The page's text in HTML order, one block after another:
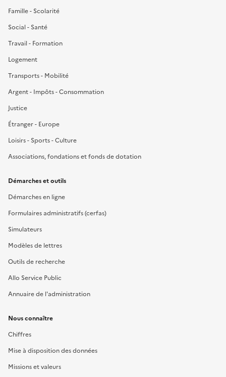
Famille - Scolarité
Social - Santé
Travail - Formation
Logement
Transports - Mobilité
Argent - Impôts - Consommation
Justice
Étranger - Europe
Loisirs - Sports - Culture
Associations, fondations et fonds de dotation
Démarches et outils
Démarches en ligne
Formulaires administratifs (cerfas)
Simulateurs
Modèles de lettres
Outils de recherche
Allo Service Public
Annuaire de l'administration
Nous connaître
Chiffres
Mise à disposition des données
Missions et valeurs